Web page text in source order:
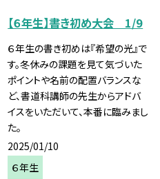
【６年生】書き初め大会 1/9
６年生の書き初めは『希望の光』で
す。冬休みの課題を見て気づいた
ポイントや名前の配置バランスな
ど、書道科講師の先生からアドバ
イスをいただいて、本番に臨みまし
た。
2025/01/10
６年生